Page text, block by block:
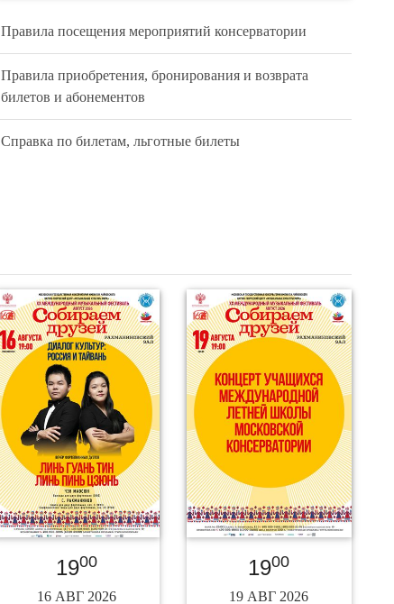
Правила посещения мероприятий консерватории
Правила приобретения, бронирования и возврата
билетов и абонементов
Справка по билетам, льготные билеты
1900
16 АВГ 2026
1900
19 АВГ 2026